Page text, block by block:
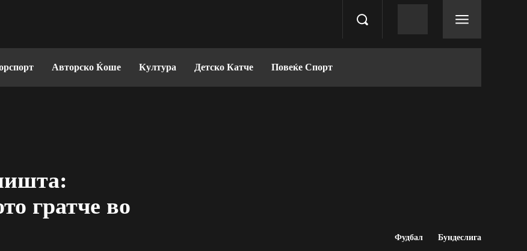
Авторско Ќоше Култура Детско Катче Повеќе Спорт
гратче во
Фудбал Бундеслига